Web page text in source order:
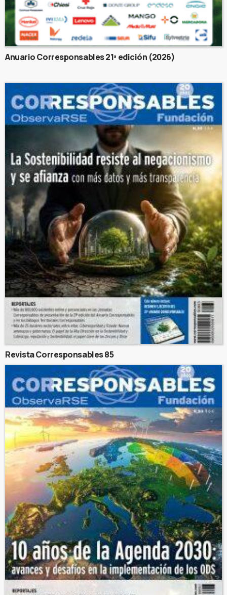
Anuario Corresponsables 21ª edición (2026)
Revista Corresponsables 85